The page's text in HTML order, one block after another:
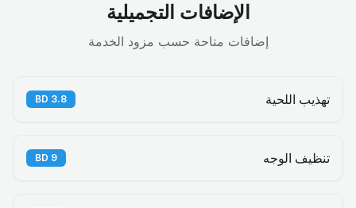
الإضافات التجميلية
إضافات متاحة حسب مزود الخدمة
تهذيب اللحية 3.8
BD
تنظيف الوجه 9
BD